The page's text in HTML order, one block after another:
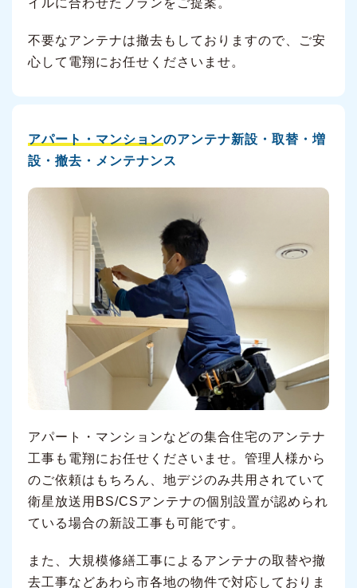
イルに合わせたプランをご提案。
不要なアンテナは撤去もしておりますので、ご安
心して電翔にお任せくださいませ。
アパート・マンションのアンテナ新設・取替・増
設・撤去・メンテナンス
アパート・マンションなどの集合住宅のアンテナ
工事も電翔にお任せくださいませ。管理人様から
のご依頼はもちろん、地デジのみ共用されていて
衛星放送用BS/CSアンテナの個別設置が認められ
ている場合の新設工事も可能です。
また、大規模修繕工事によるアンテナの取替や撤
去工事などあわら市各地の物件で対応しておりま